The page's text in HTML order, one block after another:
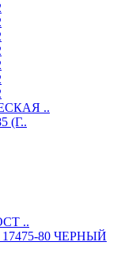
..
(Г..
..
80 ЧЕРНЫЙ